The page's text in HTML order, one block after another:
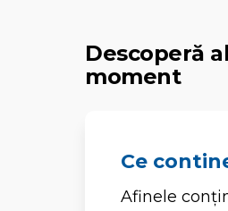
Descoperă
moment
Ce
Afinele